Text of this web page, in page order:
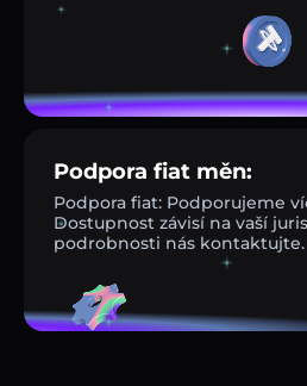
Podpora fiat měn:
Podpora fiat: Podporujeme
Dostupnost závisí na vaší
podrobnosti nás kontaktujte.